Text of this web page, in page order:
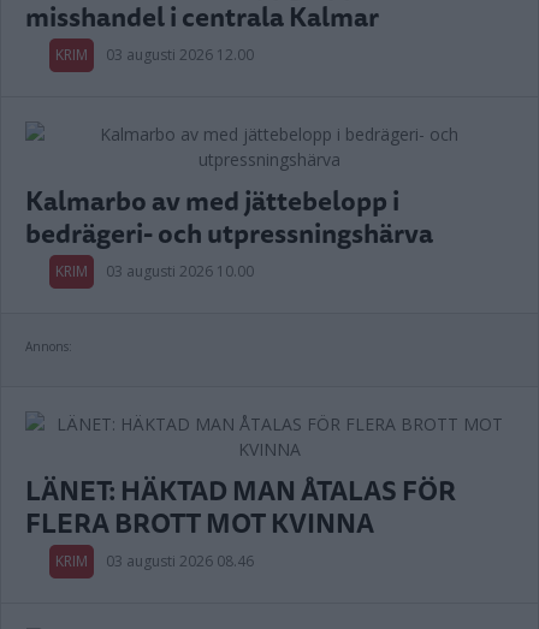
misshandel i centrala Kalmar
KRIM 03 augusti 2026 12.00
Kalmarbo av med jättebelopp i
bedrägeri- och utpressningshärva
KRIM 03 augusti 2026 10.00
Annons:
LÄNET: HÄKTAD MAN ÅTALAS FÖR
FLERA BROTT MOT KVINNA
KRIM 03 augusti 2026 08.46